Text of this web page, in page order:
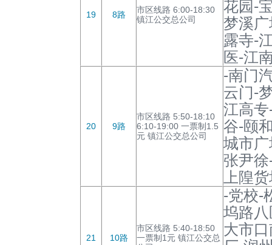
19 8路
市区线路 6:00-18:30
镇江公交总公司
花园-
梦溪
露寺-
医-江
20 9路
市区线路 5:50-18:10
6:10-19:00 一票制1.5
元 镇江公交总公司
-南门
云门-
江高
谷-颐
城市
张尹
上隍
21 10路
市区线路 5:40-18:50
一票制1元 镇江公交总
-党校-
坞路
大市